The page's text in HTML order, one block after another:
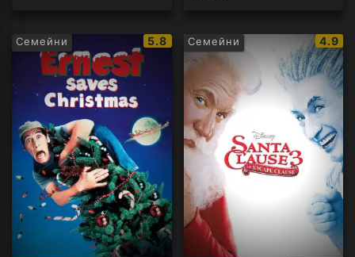
Семейни
IMDb
рейтинг:
5.8 Семейни
IMDb
4.9